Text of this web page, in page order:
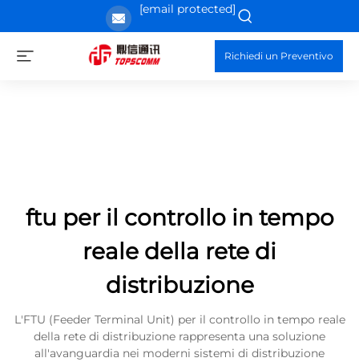
[email protected]
Richiedi un Preventivo
ftu per il controllo in tempo
reale della rete di
distribuzione
L'FTU (Feeder Terminal Unit) per il controllo in tempo reale
della rete di distribuzione rappresenta una soluzione
all'avanguardia nei moderni sistemi di distribuzione